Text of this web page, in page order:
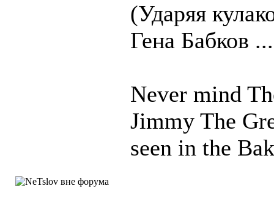
(Ударяя
Гена Бабков
Never mind
Jimmy The
seen in the